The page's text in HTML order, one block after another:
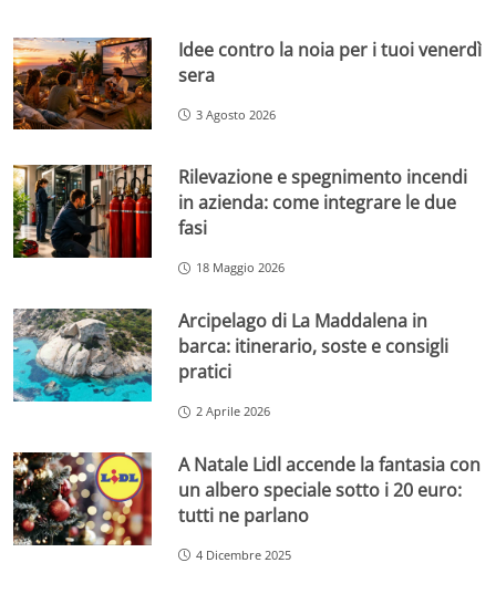
Idee contro la noia per i tuoi venerdì
sera
3 Agosto 2026
Rilevazione e spegnimento incendi
in azienda: come integrare le due
fasi
18 Maggio 2026
Arcipelago di La Maddalena in
barca: itinerario, soste e consigli
pratici
2 Aprile 2026
A Natale Lidl accende la fantasia con
un albero speciale sotto i 20 euro:
tutti ne parlano
4 Dicembre 2025